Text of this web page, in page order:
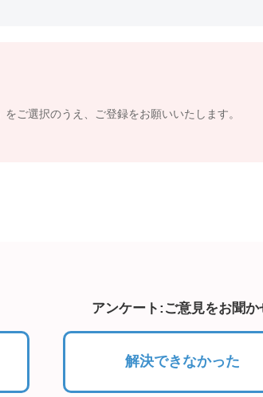
ご選択のうえ、ご登録をお願いいたします。
アンケート:ご意見をお聞か
解決できなかった